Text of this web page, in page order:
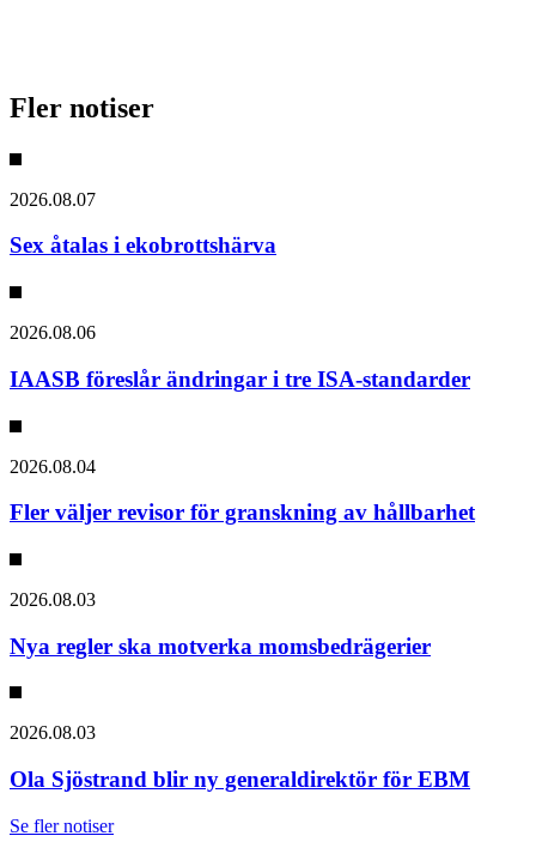
Fler notiser
2026.08.07
Sex åtalas i ekobrottshärva
2026.08.06
IAASB föreslår ändringar i tre ISA-standarder
2026.08.04
Fler väljer revisor för granskning av hållbarhet
2026.08.03
Nya regler ska motverka momsbedrägerier
2026.08.03
Ola Sjöstrand blir ny generaldirektör för EBM
Se fler notiser